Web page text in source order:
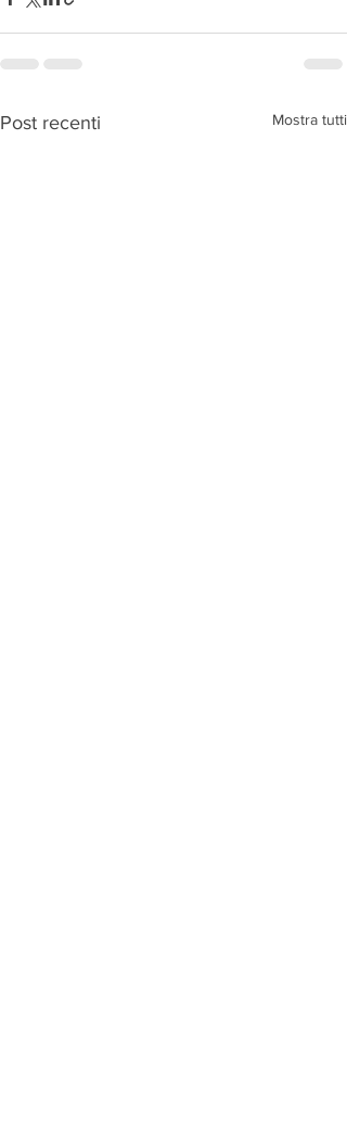
Post recenti Mostra tutti